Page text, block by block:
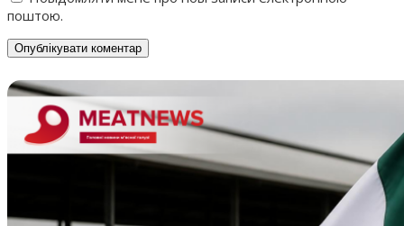
поштою.